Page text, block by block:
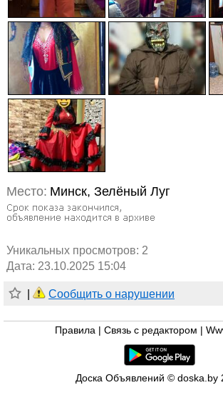
Место: Минск, Зелёный Луг
Уникальных просмотров: 2
Дата: 23.10.2025 15:04
Сообщить о нарушении
Правила Связь с редактором
Доска Объявлений © doska.by